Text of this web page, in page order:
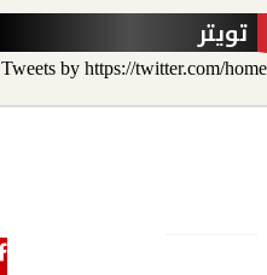
تويتر
Tweets by https://twitter.com/home